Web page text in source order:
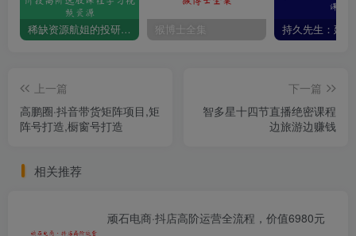
稀缺资源航姐的投研圈-价投高阶选股课程学习视频资源 猴博士全集
上一篇
高鹏圈·抖音带货矩阵项目,矩
阵号打造,橱窗号打造
下一篇
智多星十四节直播绝密课程
边旅游边赚钱
相关推荐
顽石电商·抖店高阶运营全流程，价值6980元